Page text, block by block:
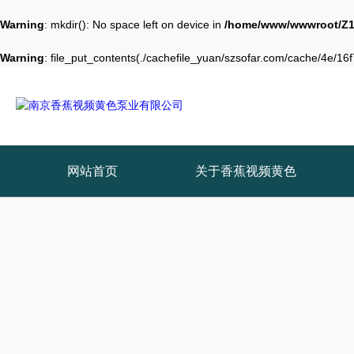
Warning: mkdir(): No space left on device in /home/www/wwwroot/
Warning: file_put_contents(./cachefile_yuan/szsofar.com/cache/4e/
网站首页 关于香蕉视频黄色